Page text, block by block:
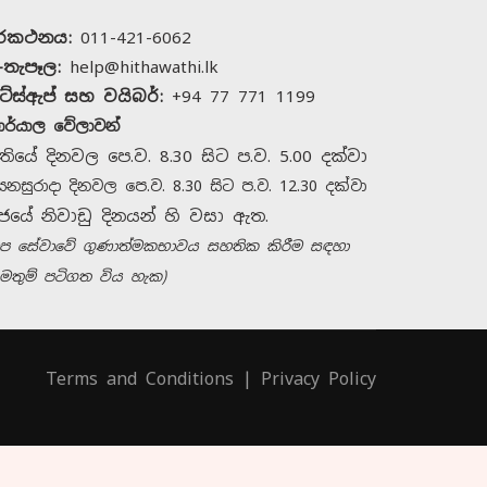
011-421-6062
help@hithawathi.lk
සහ වයිබර්: +94 77 771 1199
වේලාවන්
දිනවල පෙ.ව. 8.30 සිට ප.ව. 5.00 දක්වා
දිනවල පෙ.ව. 8.30 සිට ප.ව. 12.30 දක්වා
නිවාඩු දිනයන් හි වසා ඇත.
සේවාවේ ගුණාත්මකභාවය සහතික කිරීම සඳහා
පටිගත විය හැක)
Terms and Conditions | Privacy Policy
හිතවතී සමඟ සම්බන්ධ
වන්න